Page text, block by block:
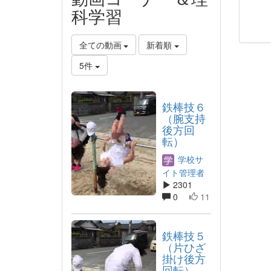
科学習
全ての動画
新着順
5件
鉄棒技６
（腕支持
後方回
転）
学校サ
イト管理者
2301
0
11
鉄棒技５
（片ひざ
掛け後方